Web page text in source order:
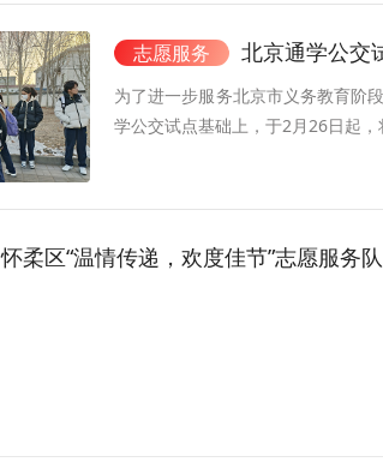
志愿服务 北京通学公交
为了进一步服务北京市义务教育阶
学公交试点基础上，于2月26日起
怀柔区“温情传递，欢度佳节”志愿服务